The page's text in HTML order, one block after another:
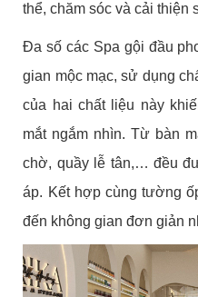
thể, chăm sóc và cải thiện
Đa số các Spa gội đầu
gian mộc mạc, sử dụng
của hai chất liệu này
mắt ngắm nhìn. Từ bàn
chờ, quầy lễ tân,… đều
áp. Kết hợp cùng tường
đến không gian đơn giản